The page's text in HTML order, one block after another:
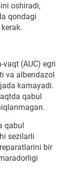
oshiradi,
qondagi
(AUC) egri
va albendazol
kamayadi.
qabul
qabul
sezilarli
bir